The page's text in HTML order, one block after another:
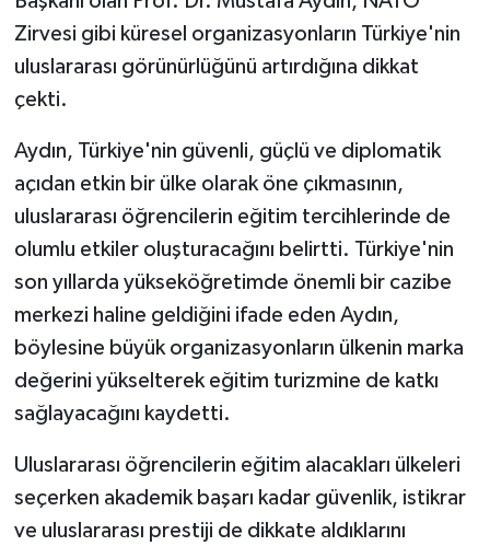
Zirvesi gibi küresel organizasyonların Türkiye'nin
uluslararası görünürlüğünü artırdığına dikkat
çekti.
Aydın, Türkiye'nin güvenli, güçlü ve diplomatik
açıdan etkin bir ülke olarak öne çıkmasının,
uluslararası öğrencilerin eğitim tercihlerinde de
olumlu etkiler oluşturacağını belirtti. Türkiye'nin
son yıllarda yükseköğretimde önemli bir cazibe
merkezi haline geldiğini ifade eden Aydın,
böylesine büyük organizasyonların ülkenin marka
değerini yükselterek eğitim turizmine de katkı
sağlayacağını kaydetti.
Uluslararası öğrencilerin eğitim alacakları ülkeleri
seçerken akademik başarı kadar güvenlik, istikrar
ve uluslararası prestiji de dikkate aldıklarını